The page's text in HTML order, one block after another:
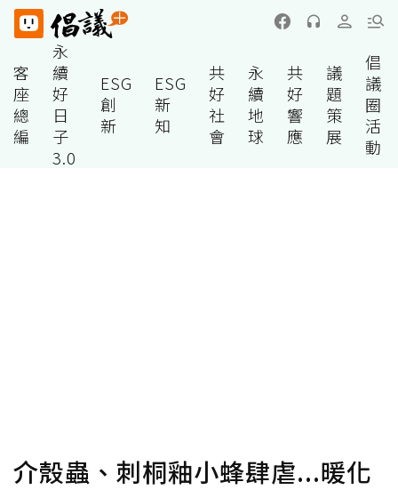
客
座
總
編
永
續
好
日
子
3.0
ESG
創
新
ESG
新
知
共
好
社
會
永
續
地
球
共
好
響
應
議
題
策
展
倡
議
圈
活
動
介殼蟲、刺桐釉小蜂肆虐...暖化